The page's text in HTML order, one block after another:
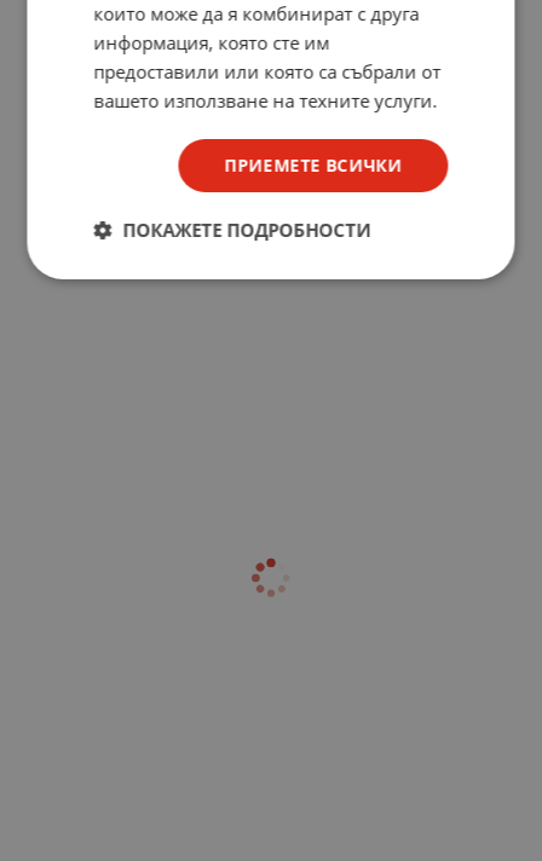
които може да я комбинират с друга
информация, която сте им
предоставили или която са събрали от
вашето използване на техните услуги.
ПРИЕМЕТЕ ВСИЧКИ
ПОКАЖЕТЕ ПОДРОБНОСТИ